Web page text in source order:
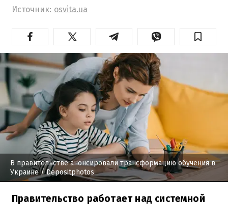
Источник: osvita.ua
В правительстве анонсировали трансформацию обучения в
Украине/ Depositphotos
Правительство работает над системной